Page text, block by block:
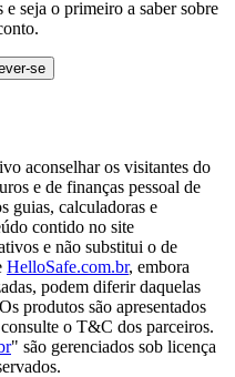
seja o primeiro a saber sobre
se
aconselhar os visitantes do
e de finanças pessoal de
guias, calculadoras e
contido no site
e não substitui o de
HelloSafe.com.br, embora
podem diferir daquelas
produtos são apresentados
o T&C dos parceiros.
" são gerenciados sob licença